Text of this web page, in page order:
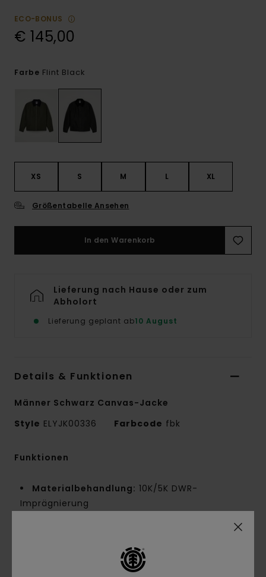
ECO-BONUS
€ 145,00
Farbe Flint Black
XS S M L XL
Größentabelle Ansehen
In den Warenkorb
Lieferung nach Hause oder zum
Abholort
Lieferung geplant ab10 August
Details & Funktionen
Männer Schwarz Canvas-Jacke
Style ELYJK00336 Farbcode fbk
Funktionen
Materialbehandlung: 10K/5K DWR-
Imprägnierung
Materialkonstruktion:Canvas [220 G/M2]
Regular Fit